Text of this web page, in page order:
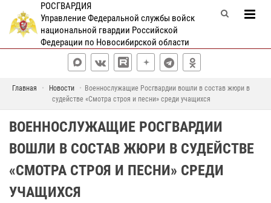
РОСГВАРДИЯ
Управление Федеральной службы войск
национальной гвардии Российской
Федерации по Новосибирской области
Главная Новости
Военнослужащие Росгвардии вошли в состав жюри в
судействе «Смотра строя и песни» среди учащихся
ВОЕННОСЛУЖАЩИЕ РОСГВАРДИИ
ВОШЛИ В СОСТАВ ЖЮРИ В СУДЕЙСТВЕ
«СМОТРА СТРОЯ И ПЕСНИ» СРЕДИ
УЧАЩИХСЯ